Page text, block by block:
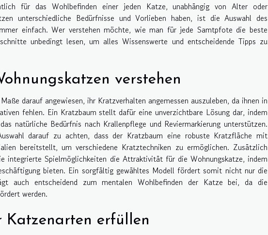
für das Wohlbefinden einer jeden Katze, unabhängig von Alter oder
unterschiedliche Bedürfnisse und Vorlieben haben, ist die Auswahl des
einfach. Wer verstehen möchte, wie man für jede Samtpfote die beste
unbedingt lesen, um alles Wissenswerte und entscheidende Tipps zu
verstehen
darauf angewiesen, ihr Kratzverhalten angemessen auszuleben, da ihnen in
fehlen. Ein Kratzbaum stellt dafür eine unverzichtbare Lösung dar, indem
natürliche Bedürfnis nach Krallenpflege und Reviermarkierung unterstützen.
darauf zu achten, dass der Kratzbaum eine robuste Kratzfläche mit
bereitstellt, um verschiedene Kratztechniken zu ermöglichen. Zusätzlich
integrierte Spielmöglichkeiten die Attraktivität für die Wohnungskatze, indem
bieten. Ein sorgfältig gewähltes Modell fördert somit nicht nur die
auch entscheidend zum mentalen Wohlbefinden der Katze bei, da die
werden.
Katzenarten erfüllen